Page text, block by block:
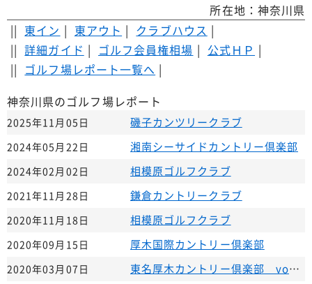
所在地：神奈川県
|| 東イン | 東アウト | クラブハウス |
||詳細ガイド | ゴルフ会員権相場 | 公式ＨＰ |
|| ゴルフ場レポート一覧へ |
神奈川県のゴルフ場レポート
2025年11月05日 磯子カンツリークラブ
2024年05月22日 湘南シーサイドカントリー倶楽部
2024年02月02日 相模原ゴルフクラブ
2021年11月28日 鎌倉カントリークラブ
2020年11月18日 相模原ゴルフクラブ
2020年09月15日 厚木国際カントリー倶楽部
2020年03月07日 東名厚木カントリー倶楽部 vol.2